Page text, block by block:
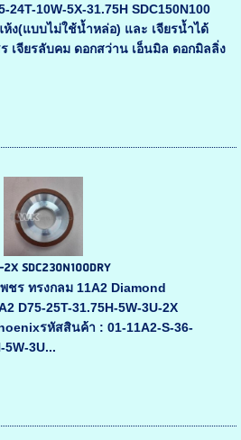
10W-5X-31.75H SDC150N100
ห้ง(แบบไม่ใช้น้ำหล่อ) และ เจียรน้ำได้
เจียรลับคม ดอกสว่าน เอ็นมิล ดอกมิลลิ่ง
SDC230N100DRY
ชร ทรงกลม 11A2 Diamond
D75-25T-31.75H-5W-3U-2X
รหัสสินค้า : 01-11A2-S-36-
5W-3U...